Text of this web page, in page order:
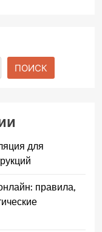
ПОИСК
для
правила,